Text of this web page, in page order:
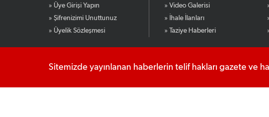
» Üye Girişi Yapın
» Şifrenizimi Unuttunuz
» Üyelik Sözleşmesi
» Video Galerisi
» İhale İlanları
» Taziye Haberleri
Sitemizde yayınlanan haberlerin telif hakları gazete ve